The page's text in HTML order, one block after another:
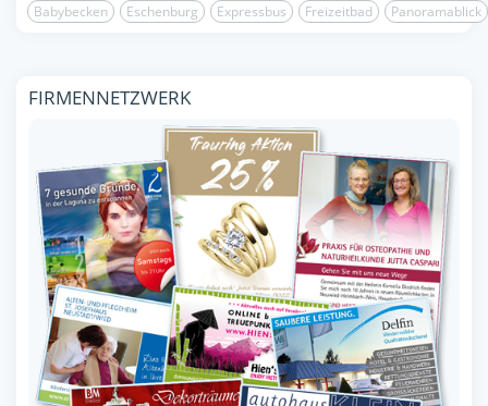
Babybecken Eschenburg Expressbus Freizeitbad Panoramablick
FIRMENNETZWERK